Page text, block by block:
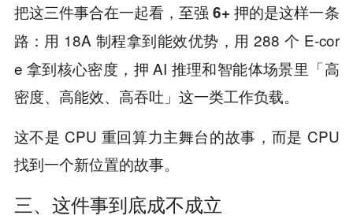
把这三件事合在一起看，至强 6+ 押的是这样一条
路 ：用 18A 制程拿到能效优势，用 288 个 E-cor
e 拿到核心密度，押 AI 推理和智能体场景里「高
密度、高能效、高吞吐」这一类工作负载。
这不是 CPU 重回算力主舞台的故事，而是 CPU
找到一个新位置的故事。
三、这件事到底成不成立